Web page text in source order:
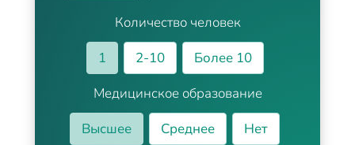
Количество человек
1
2-10
Более 10
Медицинское образование
Высшее
Среднее Нет